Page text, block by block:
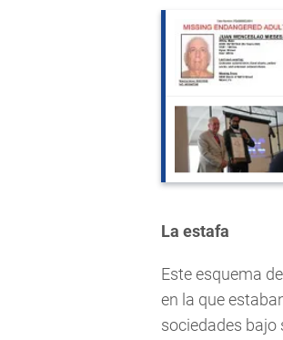
La estafa
Este esquema
en la que
sociedades